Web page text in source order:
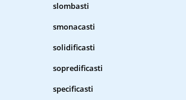
slombasti
smonacasti
solidificasti
sopredificasti
specificasti